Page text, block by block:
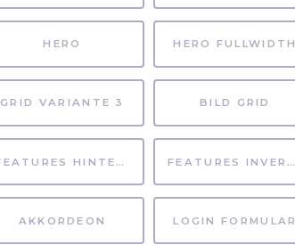
HERO HERO FULLWIDTH
GRID VARIANTE 3 BILD GRID
FEATURES HINTERGRUND FEATURES INVERTIERT
AKKORDEON LOGIN FORMULAR